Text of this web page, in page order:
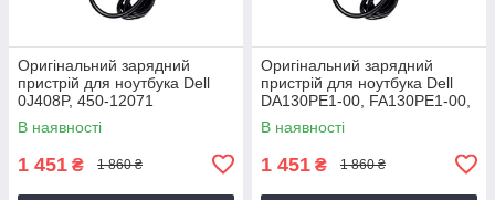
Оригінальний зарядний
пристрій для ноутбука Dell
0J408P, 450-12071
В наявності
1 451 ₴ 1 860 ₴
Оригінальний зарядний
пристрій для ноутбука Dell
DA130PE1-00, FA130PE1-00,
HA130PM160
В наявності
1 451 ₴ 1 860 ₴